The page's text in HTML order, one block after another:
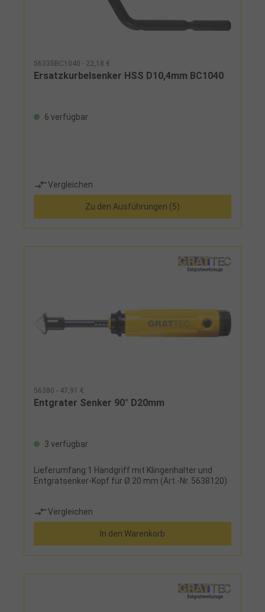
56335BC1040 - 22,18 €
Ersatzkurbelsenker HSS D10,4mm BC1040
6 verfügbar
Vergleichen
Zu den Ausführungen (5)
56380 - 47,91 €
Entgrater Senker 90° D20mm
3 verfügbar
Lieferumfang:1 Handgriff mit Klingenhalter und
Entgratsenker-Kopf für Ø 20 mm (Art.-Nr. 5638120)
Vergleichen
In den Warenkorb